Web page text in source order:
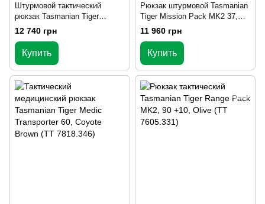
Штурмовой тактический
рюкзак Tasmanian Tiger
Modular Pack 30 Olive (TT
7593.331)
12 740 грн
Купить
Рюкзак штурмовой Tasmanian
Tiger Mission Pack MK2 37,
Coyote Brown (TT 7599.346)
11 960 грн
Купить